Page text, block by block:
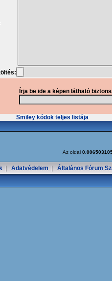
Írja be ide a képen látható
Smiley kódok teljes listája
Az oldal
Adatvédelem Általános Fórum